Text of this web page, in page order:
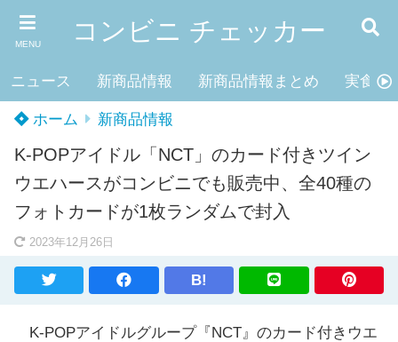
MENU コンビニ チェッカー
ニュース 新商品情報 新商品情報まとめ 実食レ
ホーム 新商品情報
K-POPアイドル「NCT」のカード付きツイン
ウエハースがコンビニでも販売中、全40種の
フォトカードが1枚ランダムで封入
2023年12月26日
B!
K-POPアイドルグループ『NCT』のカード付きウエ